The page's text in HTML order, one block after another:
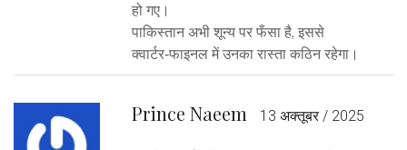
हो गए।
पाकिस्तान अभी शून्य पर फँसा है, इससे
क्वार्टर‑फाइनल में उनका रास्ता कठिन रहेगा।
Prince Naeem 13 अक्तूबर / 2025